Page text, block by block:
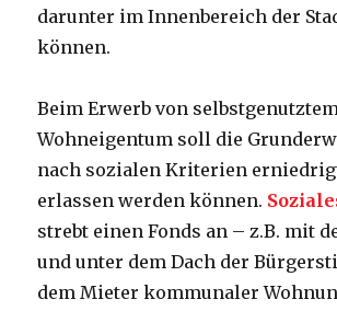
darunter im Innenbereich der
können.
Beim Erwerb von
Wohneigentum soll die
nach sozialen Kriterien
erlassen werden können.
strebt einen Fonds an – z.B. mit
und unter dem Dach der
dem Mieter kommunaler